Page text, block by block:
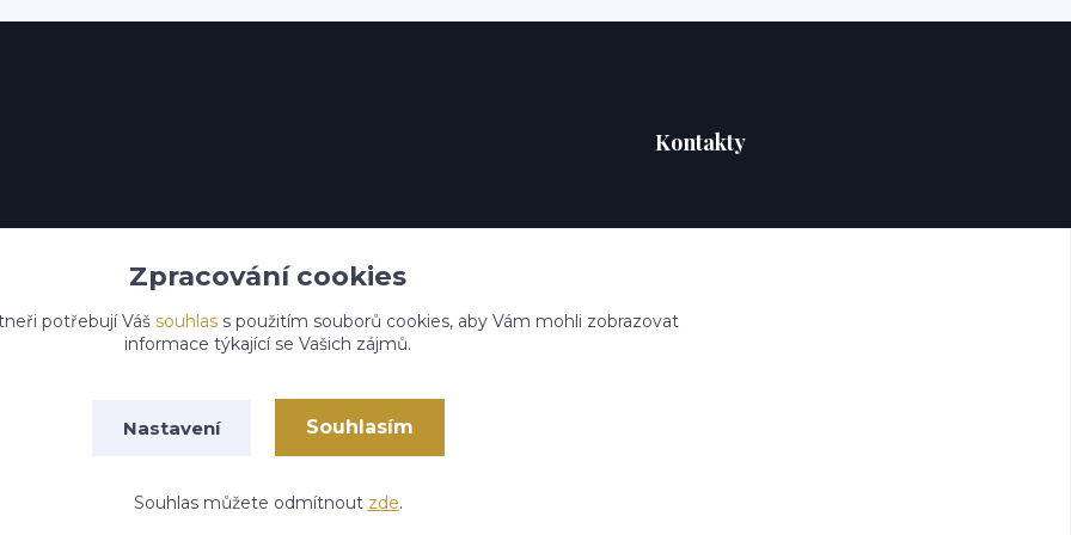
Kontakty
Zpracování cookies
potřebují Váš souhlass použitím souborů cookies, aby Vám mohli zobrazovat
informace týkající se Vašich zájmů.
Nastavení Souhlasím
Souhlas můžete odmítnout zde.